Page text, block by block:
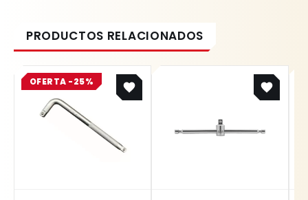
OFERTA -25%
Original
price
was:
Current
price
is: